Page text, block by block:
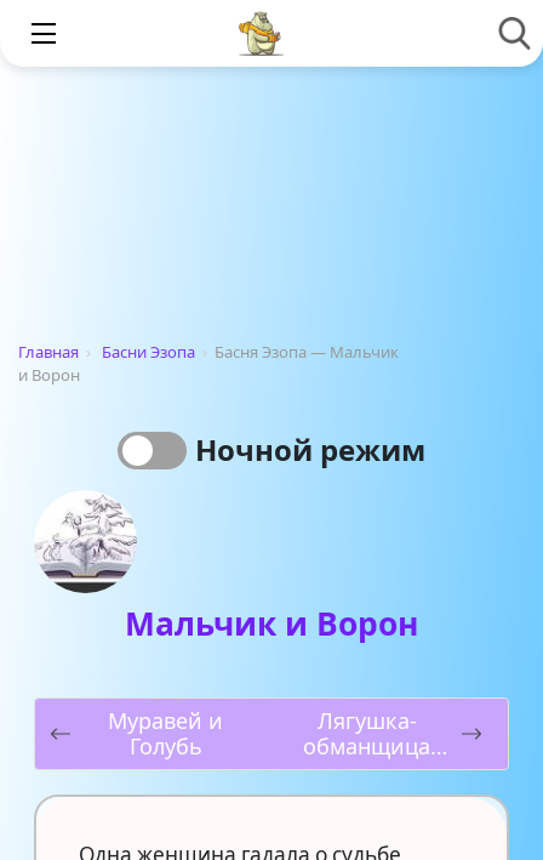
Главная › Басни Эзопа › Басня Эзопа — Мальчик
и Ворон
Ночной режим
Мальчик и Ворон
Муравей и
Голубь
Лягушка-
обманщица
Львица и Лиса
Лягушки,